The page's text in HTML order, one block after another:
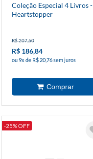
Coleção Especial 4 Livros -
Heartstopper
R$ 207,60
R$ 186,84
ou 9x de R$ 20,76 sem juros
-25% OFF